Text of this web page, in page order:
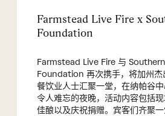
Farmstead Live Fire x
Foundation
Farmstead Live Fire 与
Foundation 再次携手，将加州杰
餐饮业人士汇聚一堂，在纳帕谷
令人难忘的夜晚，活动内容包括
佳酿以及庆祝捐赠。宾客们齐聚一